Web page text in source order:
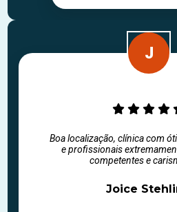
Boa localização, clínica com
e profissionais
competentes e
Joice